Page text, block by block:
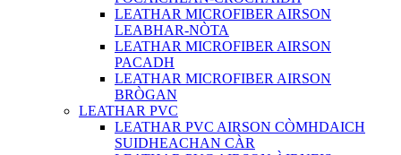
LEATHAR MICROFIBER AIRSON
LEABHAR-NÒTA
LEATHAR MICROFIBER AIRSON
PACADH
LEATHAR MICROFIBER AIRSON
BRÒGAN
LEATHAR PVC
LEATHAR PVC AIRSON CÒMHDAICH
SUIDHEACHAN CÀR